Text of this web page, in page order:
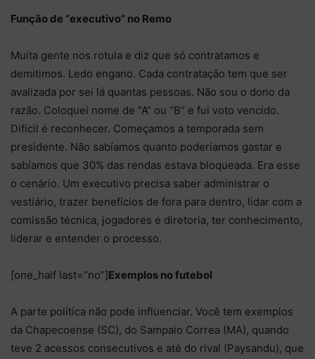
Função de “executivo” no Remo
Muita gente nos rotula e diz que só contratamos e
demitimos. Ledo engano. Cada contratação tem que ser
avalizada por sei lá quantas pessoas. Não sou o dono da
razão. Coloquei nome de “A” ou “B” e fui voto vencido.
Difícil é reconhecer. Começamos a temporada sem
presidente. Não sabíamos quanto poderíamos gastar e
sabíamos que 30% das rendas estava bloqueada. Era esse
o cenário. Um executivo precisa saber administrar o
vestiário, trazer benefícios de fora para dentro, lidar com a
comissão técnica, jogadores e diretoria, ter conhecimento,
liderar e entender o processo.
[one_half last=”no”]Exemplos no futebol
A parte política não pode influenciar. Você tem exemplos
da Chapecoense (SC), do Sampaio Correa (MA), quando
teve 2 acessos consecutivos e até do rival (Paysandu), que